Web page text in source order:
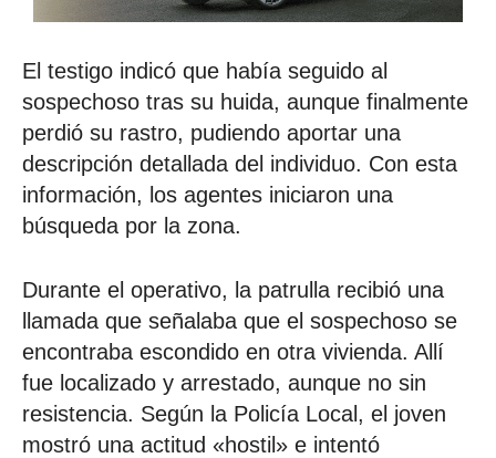
El testigo indicó que había seguido al
sospechoso tras su huida, aunque finalmente
perdió su rastro, pudiendo aportar una
descripción detallada del individuo. Con esta
información, los agentes iniciaron una
búsqueda por la zona.
Durante el operativo, la patrulla recibió una
llamada que señalaba que el sospechoso se
encontraba escondido en otra vivienda. Allí
fue localizado y arrestado, aunque no sin
resistencia. Según la Policía Local, el joven
mostró una actitud «hostil» e intentó